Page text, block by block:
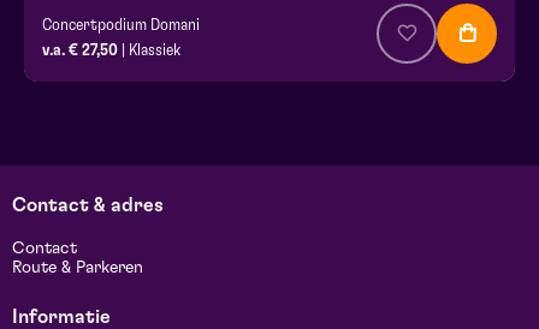
Concertpodium Domani
v.a. € 27,50 | Klassiek
Contact & adres
Contact
Route & Parkeren
Informatie